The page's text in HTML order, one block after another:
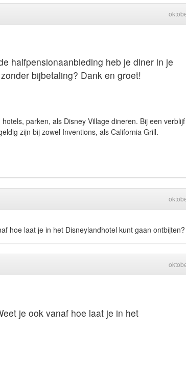
halfpensionaanbieding heb je diner in je
bijbetaling? Dank en groet!
parken, als Disney Village dineren. Bij een
zijn bij zowel Inventions, als California Grill.
hoe laat je in het Disneylandhotel kunt gaan ontbijten?
je ook vanaf hoe laat je in het